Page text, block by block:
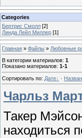
Categories
Бертрис Смолл [2]
Линда Лейл Миллер [1]
Главная » Файлы » Любовные
В категории материалов: 1
Показано материалов: 1-1
Сортировать по: Дате ·
Чарльз
Такер
находиться